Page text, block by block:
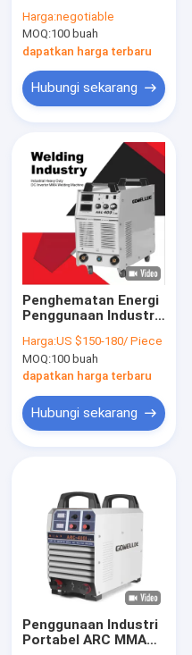
Inverter
Harga:negotiable
MOQ:100 buah
dapatkan harga terbaru
Hubungi sekarang
Penghematan Energi
Penggunaan Industri
AC380V Electric ARC
Welding Equipment
Harga:US $150-180/ Piece
MOQ:100 buah
dapatkan harga terbaru
Hubungi sekarang
Penggunaan Industri
Portabel ARC MMA